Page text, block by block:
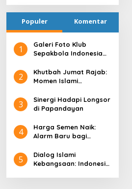
Populer Komentar
1
Galeri Foto Klub
Sepakbola Indonesia
2
Khutbah Jumat Rajab:
Momen Islami
3
Sinergi Hadapi Longsor
di Papandayan
4
Harga Semen Naik:
Alarm Baru bagi
5
Dialog Islami
Kebangsaan: Indonesia